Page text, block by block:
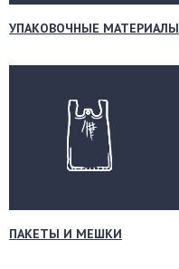
УПАКОВОЧНЫЕ МАТЕРИАЛЫ
ПАКЕТЫ И МЕШКИ